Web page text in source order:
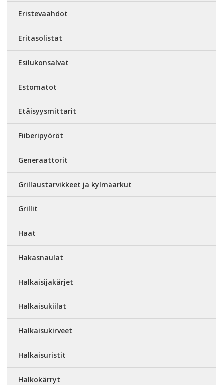
Eristevaahdot
Eritasolistat
Esilukonsalvat
Estomatot
Etäisyysmittarit
Fiiberipyöröt
Generaattorit
Grillaustarvikkeet ja kylmäarkut
Grillit
Haat
Hakasnaulat
Halkaisijakärjet
Halkaisukiilat
Halkaisukirveet
Halkaisuristit
Halkokärryt